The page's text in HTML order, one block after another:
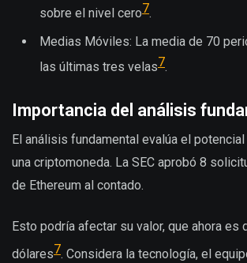
sobre el nivel cero7.
Medias Móviles: La media de 70
las últimas tres velas7.
Importancia del análisis
El análisis fundamental evalúa el
una criptomoneda. La SEC aprobó 8
de Ethereum al contado.
Esto podría afectar su valor, que ahora es
dólares7. Considera la tecnología, el